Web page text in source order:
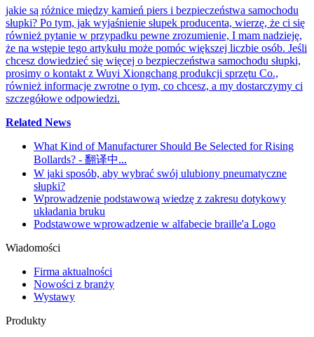
jakie są różnice między kamień piers i bezpieczeństwa samochodu
słupki? Po tym, jak wyjaśnienie słupek producenta, wierzę, że ci się
również pytanie w przypadku pewne zrozumienie, I mam nadzieję,
że na wstępie tego artykułu może pomóc większej liczbie osób. Jeśli
chcesz dowiedzieć się więcej o bezpieczeństwa samochodu słupki,
prosimy o kontakt z Wuyi Xiongchang produkcji sprzętu Co.,
również informacje zwrotne o tym, co chcesz, a my dostarczymy ci
szczegółowe odpowiedzi.
Related News
What Kind of Manufacturer Should Be Selected for Rising
Bollards? - 翻译中...
W jaki sposób, aby wybrać swój ulubiony pneumatyczne
słupki?
Wprowadzenie podstawową wiedzę z zakresu dotykowy
układania bruku
Podstawowe wprowadzenie w alfabecie braille'a Logo
Wiadomości
Firma aktualności
Nowości z branży
Wystawy
Produkty